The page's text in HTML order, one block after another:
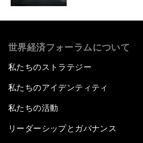
世界経済フォーラムについて
私たちのストラテジー
私たちのアイデンティティ
私たちの活動
リーダーシップとガバナンス